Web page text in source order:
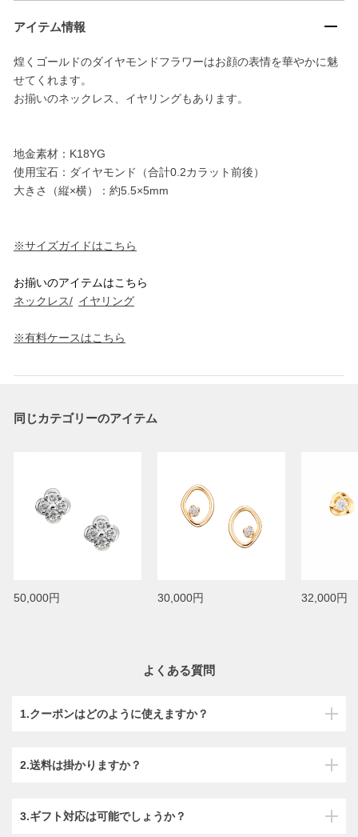
アイテム情報
煌くゴールドのダイヤモンドフラワーはお顔の表情を華やかに魅
せてくれます。
お揃いのネックレス、イヤリングもあります。
地金素材：K18YG
使用宝石：ダイヤモンド（合計0.2カラット前後）
大きさ（縦×横）：約5.5×5mm
※サイズガイドはこちら
お揃いのアイテムはこちら
ネックレス/ イヤリング
※有料ケースはこちら
同じカテゴリーのアイテム
50,000円 30,000円 32,000円
よくある質問
1.クーポンはどのように使えますか？
2.送料は掛かりますか？
3.ギフト対応は可能でしょうか？